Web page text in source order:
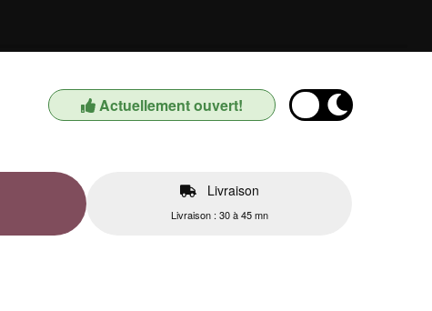
Actuellement ouvert!
Livraison
Livraison : 30 à 45 mn